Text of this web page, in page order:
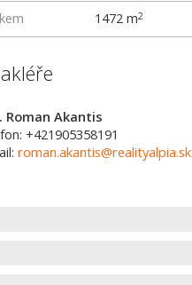
1472 m2
Roman Akantis
+421905358191
roman.akantis@realityalpia.sk